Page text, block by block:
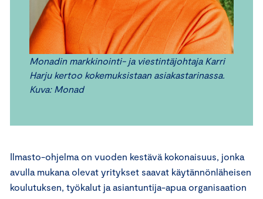
Monadin markkinointi- ja viestintäjohtaja Karri
Harju kertoo kokemuksistaan asiakastarinassa.
Kuva: Monad
Ilmasto-ohjelma on vuoden kestävä kokonaisuus, jonka
avulla mukana olevat yritykset saavat käytännönläheisen
koulutuksen, työkalut ja asiantuntija-apua organisaation